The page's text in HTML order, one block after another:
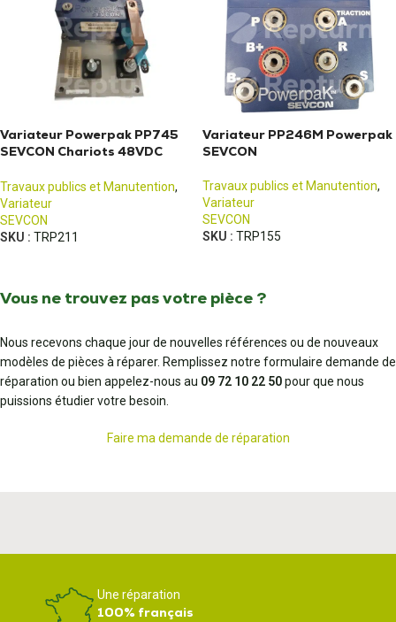
Variateur Powerpak PP745
SEVCON Chariots 48VDC
Travaux publics et Manutention,
Variateur
SEVCON
SKU : TRP211
Variateur PP246M Powerpak
SEVCON
Travaux publics et Manutention,
Variateur
SEVCON
SKU : TRP155
Vous ne trouvez pas votre pièce ?
Nous recevons chaque jour de nouvelles références ou de nouveaux
modèles de pièces à réparer. Remplissez notre formulaire demande de
réparation ou bien appelez-nous au 09 72 10 22 50pour que nous
puissions étudier votre besoin.
Faire ma demande de réparation
Une réparation
100% français